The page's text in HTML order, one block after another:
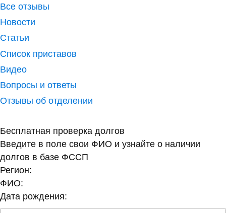
Все отзывы
Новости
Статьи
Список приставов
Видео
Вопросы и ответы
Отзывы об отделении
Бесплатная проверка долгов
Введите в поле свои ФИО и узнайте о наличии
долгов в базе ФССП
Регион:
ФИО:
Дата рождения: